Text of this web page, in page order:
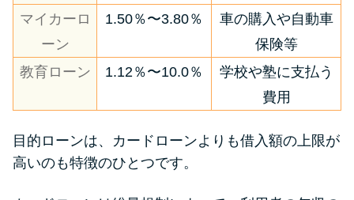
マイカーロ
ーン
1.50％〜3.80％
車の購入や自動車
保険等
教育ローン
1.12％〜10.0％
学校や塾に支払う
費用
目的ローンは、カードローンよりも借入額の上限が
高いのも特徴のひとつです。